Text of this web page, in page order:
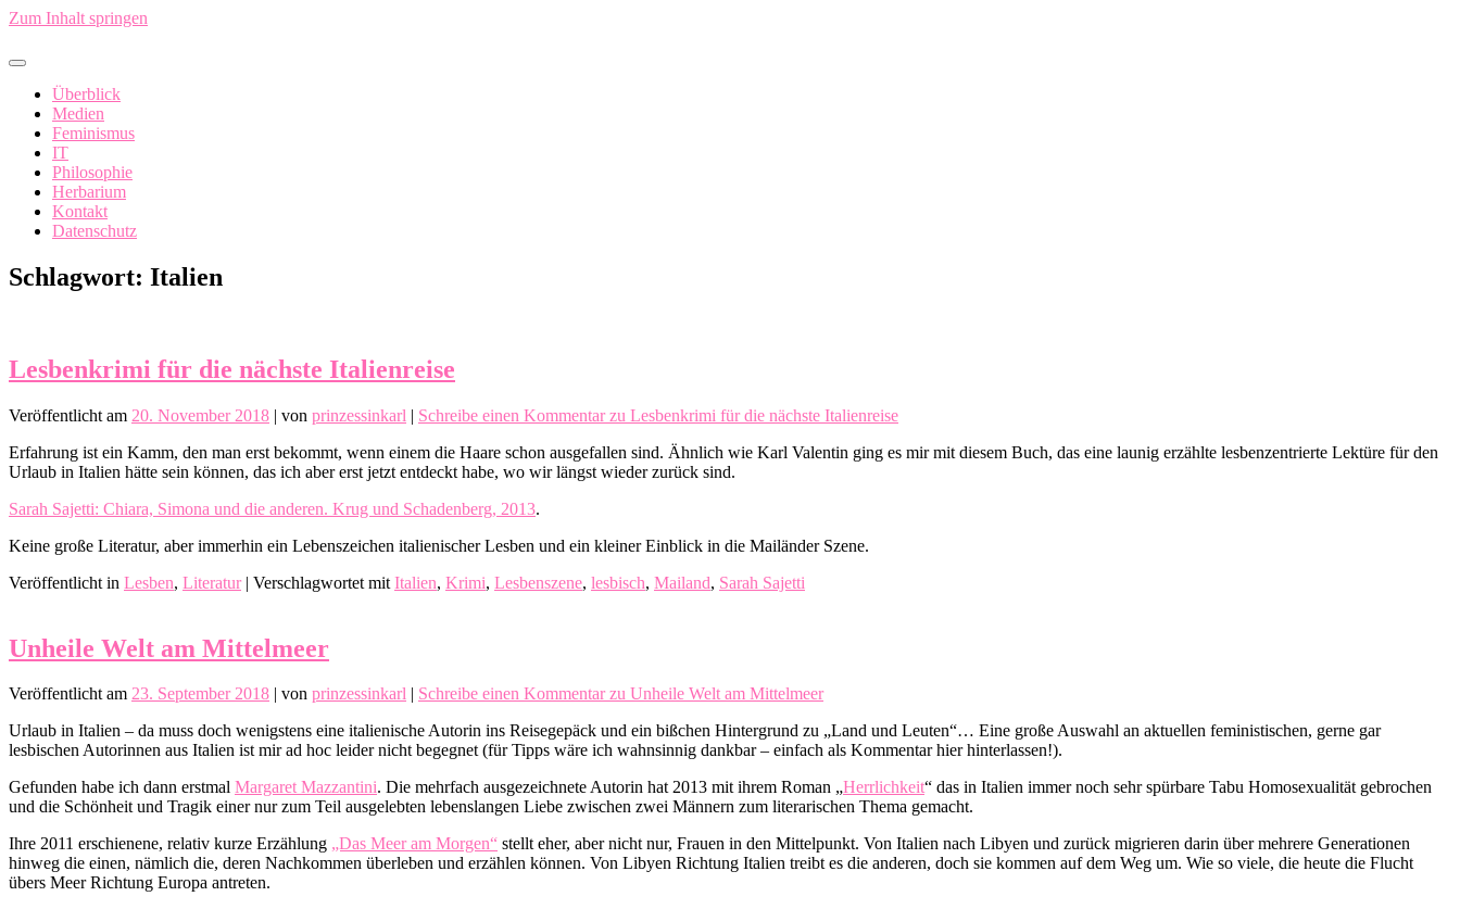
Zum Inhalt springen
Überblick
Medien
Feminismus
IT
Philosophie
Herbarium
Kontakt
Datenschutz
Schlagwort: Italien
Lesbenkrimi für die nächste Italienreise
Veröffentlicht am 20. November 2018 | von prinzessinkarl | Schreibe einen Kommentarzu Lesbenkrimi für die nächste Italienreise
Erfahrung ist ein Kamm, den man erst bekommt, wenn einem die Haare schon ausgefallen sind. Ähnlich wie Karl Valentin ging es mir mit diesem Buch, das eine launig erzählte lesbenzentrierte Lektüre für den
Urlaub in Italien hätte sein können, das ich aber erst jetzt entdeckt habe, wo wir längst wieder zurück sind.
Sarah Sajetti: Chiara, Simona und die anderen. Krug und Schadenberg, 2013.
Keine große Literatur, aber immerhin ein Lebenszeichen italienischer Lesben und ein kleiner Einblick in die Mailänder Szene.
Veröffentlicht in Lesben, Literatur| Verschlagwortet mit Italien, Krimi, Lesbenszene, lesbisch, Mailand, Sarah Sajetti
Unheile Welt am Mittelmeer
Veröffentlicht am 23. September 2018 | von prinzessinkarl | Schreibe einen Kommentarzu Unheile Welt am Mittelmeer
Urlaub in Italien – da muss doch wenigstens eine italienische Autorin ins Reisegepäck und ein bißchen Hintergrund zu „Land und Leuten“… Eine große Auswahl an aktuellen feministischen, gerne gar
lesbischen Autorinnen aus Italien ist mir ad hoc leider nicht begegnet (für Tipps wäre ich wahnsinnig dankbar – einfach als Kommentar hier hinterlassen!).
Gefunden habe ich dann erstmal Margaret Mazzantini. Die mehrfach ausgezeichnete Autorin hat 2013 mit ihrem Roman „Herrlichkeit“ das in Italien immer noch sehr spürbare Tabu Homosexualität gebrochen
und die Schönheit und Tragik einer nur zum Teil ausgelebten lebenslangen Liebe zwischen zwei Männern zum literarischen Thema gemacht.
Ihre 2011 erschienene, relativ kurze Erzählung „Das Meer am Morgen“ stellt eher, aber nicht nur, Frauen in den Mittelpunkt. Von Italien nach Libyen und zurück migrieren darin über mehrere Generationen
hinweg die einen, nämlich die, deren Nachkommen überleben und erzählen können. Von Libyen Richtung Italien treibt es die anderen, doch sie kommen auf dem Weg um. Wie so viele, die heute die Flucht
übers Meer Richtung Europa antreten.